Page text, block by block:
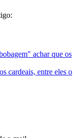
achar que os
cardeais, entre eles o